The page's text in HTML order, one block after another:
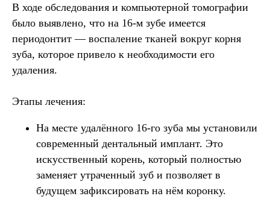
В ходе обследования и компьютерной томографии
было выявлено, что на 16-м зубе имеется
периодонтит — воспаление тканей вокруг корня
зуба, которое привело к необходимости его
удаления.
Этапы лечения:
На месте удалённого 16-го зуба мы установили
современный дентальный имплант. Это
искусственный корень, который полностью
заменяет утраченный зуб и позволяет в
будущем зафиксировать на нём коронку.